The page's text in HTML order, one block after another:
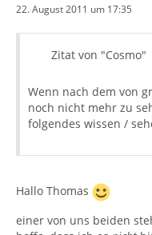
22. August 2011 um 17:35
Zitat von "Cosmo"
Wenn nach dem von
noch nicht mehr zu
folgendes wissen /
Hallo Thomas
einer von uns beiden